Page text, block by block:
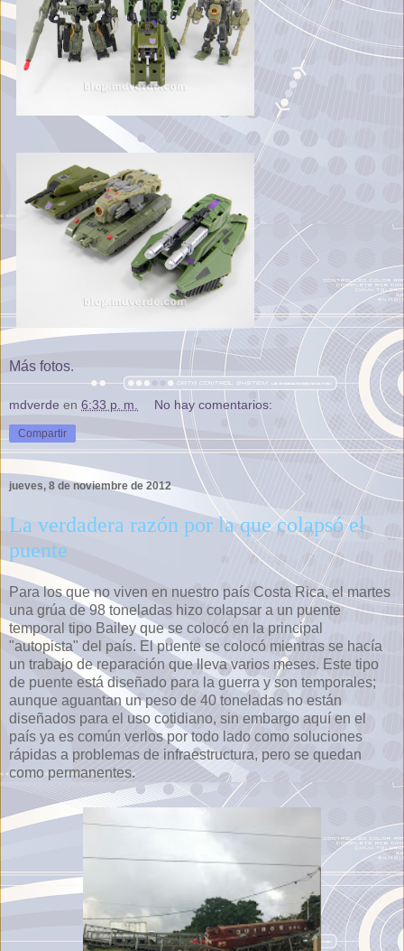
Más fotos.
mdverde en 6:33 p. m. No hay comentarios:
Compartir
jueves, 8 de noviembre de 2012
La verdadera razón por la que colapsó el
puente
Para los que no viven en nuestro país Costa Rica, el martes
una grúa de 98 toneladas hizo colapsar a un puente
temporal tipo Bailey que se colocó en la principal
"autopista" del país. El puente se colocó mientras se hacía
un trabajo de reparación que lleva varios meses. Este tipo
de puente está diseñado para la guerra y son temporales;
aunque aguantan un peso de 40 toneladas no están
diseñados para el uso cotidiano, sin embargo aquí en el
país ya es común verlos por todo lado como soluciones
rápidas a problemas de infraestructura, pero se quedan
como permanentes.